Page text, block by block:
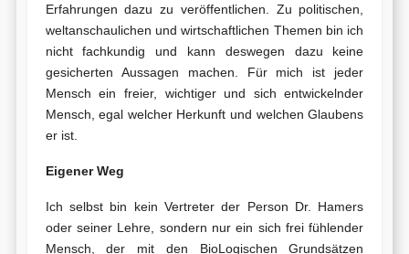
Erfahrungen dazu zu veröffentlichen. Zu politischen,
weltanschaulichen und wirtschaftlichen Themen bin ich
nicht fachkundig und kann deswegen dazu keine
gesicherten Aussagen machen. Für mich ist jeder
Mensch ein freier, wichtiger und sich entwickelnder
Mensch, egal welcher Herkunft und welchen Glaubens
er ist.
Eigener Weg
Ich selbst bin kein Vertreter der Person Dr. Hamers
oder seiner Lehre, sondern nur ein sich frei fühlender
Mensch, der mit den BioLogischen Grundsätzen